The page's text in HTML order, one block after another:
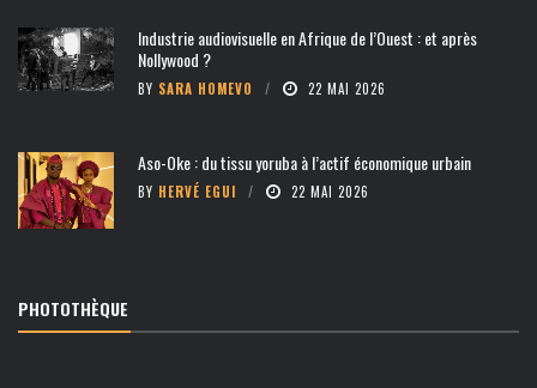
Industrie audiovisuelle en Afrique de l’Ouest : et après
Nollywood ?
BY SARA HOMEVO 22 MAI 2026
Aso-Oke : du tissu yoruba à l’actif économique urbain
BY HERVÉ EGUI 22 MAI 2026
PHOTOTHÈQUE